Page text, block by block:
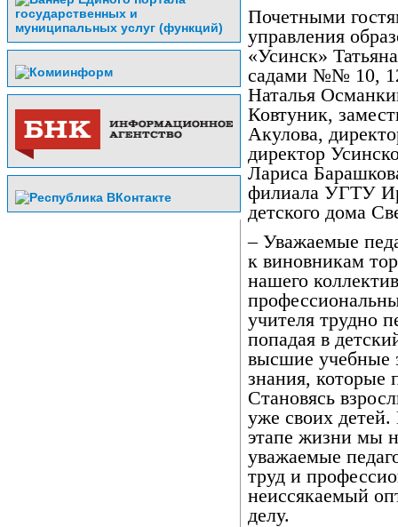
Почетными
управления
«Усинск»
садами №№ 10,
Наталья
Ковтуник,
Акулова,
директор
Лариса
филиала УГТУ
детского дома
– Уважаемые
к виновникам
нашего
учителя трудно
попадая в
высшие учебные
знания, которые
Становясь
уже своих
этапе жизни мы
уважаемые
труд и
неиссякаемый
делу.